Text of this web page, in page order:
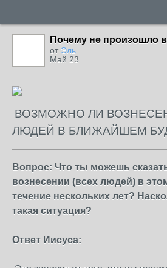
Почему не произошло
от Эль
Май 23
ВОЗМОЖНО ЛИ
ЛЮДЕЙ В БЛИЖАЙШЕМ
Вопрос: Что ты можешь
вознесении (всех людей) в
течение нескольких лет?
такая ситуация?
Ответ Иисуса: